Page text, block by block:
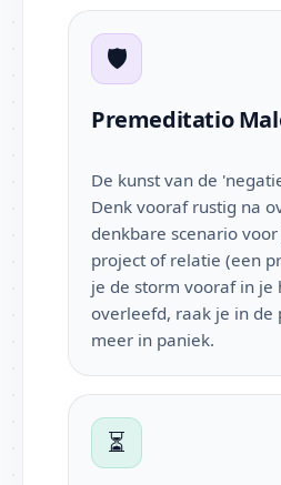
🛡️
Premeditatio
De kunst van de
Denk vooraf rustig na
denkbare scenario
project of relatie (een
je de storm vooraf in je
overleefd, raak je in de
meer in paniek.
⏳